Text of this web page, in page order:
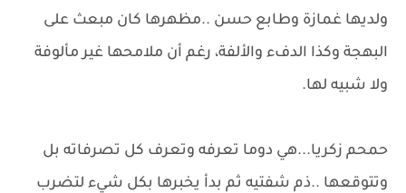
ولديها غمازة وطابع حسن ..مظهرها كان مبعث على
البهجة وكذا الدفء والألفة، رغم أن ملامحها غير مألوفة
ولا شبيه لها.
حمحم زكريا...هي دوما تعرفه وتعرف كل تصرفاته بل
وتتوقعها ..ذم شفتيه ثم بدأ يخبرها بكل شيء لتضرب